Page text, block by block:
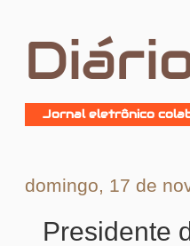
Jornal eletrônico
domingo, 17 de
Presidente